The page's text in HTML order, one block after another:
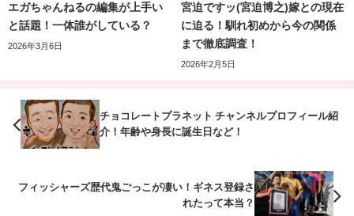
いてないからや」と発言したのがきっかけとの事。
小藪さんのマジトーンのお説教に驚いていたものの、収録
後のTwitterでこんなことをツイートしています。
この4人のトークの流れに参加させていただいて、小
籔説法受けれたの尊過ぎました😂
【禁断】大人のスケベトーク！小籔がスタッフに説
@YouTubeより#ざっく
休みは一日中ゴロゴロしていたり、別れた相手から「
といい子だと思っていた
エガちゃんねるの編集が上手い
と話題！一体誰がしている？
2026年3月6日
宮迫ですッ(宮迫博之)嫁との現在
に迫る！馴れ初めから今の関係
まで徹底調査！
2026年2月5日
チョコレートプラネット チャンネルプロフィール紹
介！年齢や身長に誕生日など！
フィッシャーズ歴代鬼ごっこが凄い！ギネス登録さ
れたって本当？